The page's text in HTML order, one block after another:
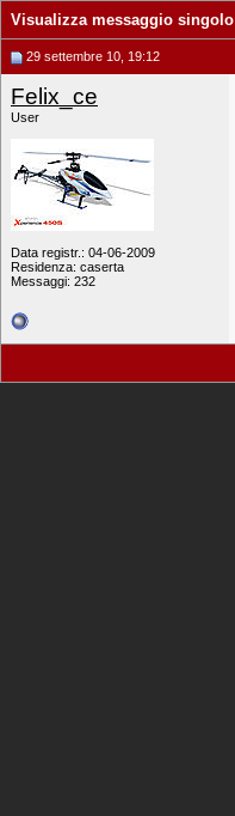
Visualizza messaggio singolo
29 settembre 10, 19:12
Felix_ce
User
Data registr.: 04-06-2009
Residenza: caserta
Messaggi: 232